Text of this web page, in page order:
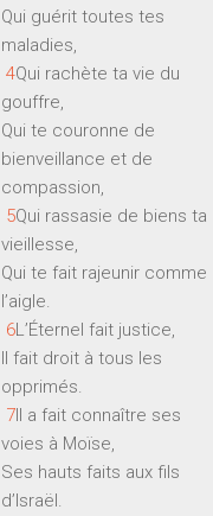
Qui guérit toutes tes
maladies,
4Qui rachète ta vie du
gouffre,
Qui te couronne de
bienveillance et de
compassion,
5Qui rassasie de biens ta
vieillesse,
Qui te fait rajeunir comme
l’aigle.
6L’Éternel fait justice,
Il fait droit à tous les
opprimés.
7Il a fait connaître ses
voies à Moïse,
Ses hauts faits aux fils
d’Israël.